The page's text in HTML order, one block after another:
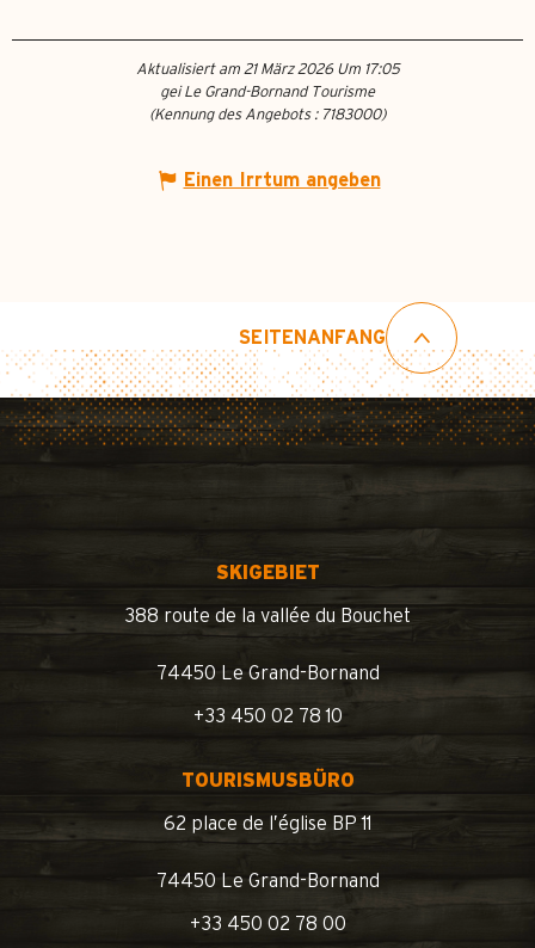
Aktualisiert am 21 März 2026 Um 17:05
gei Le Grand-Bornand Tourisme
(Kennung des Angebots : 7183000)
Einen Irrtum angeben
SEITENANFANG
SKIGEBIET
388 route de la vallée du Bouchet
74450 Le Grand-Bornand
+33 450 02 78 10
TOURISMUSBÜRO
62 place de l’église BP 11
74450 Le Grand-Bornand
+33 450 02 78 00